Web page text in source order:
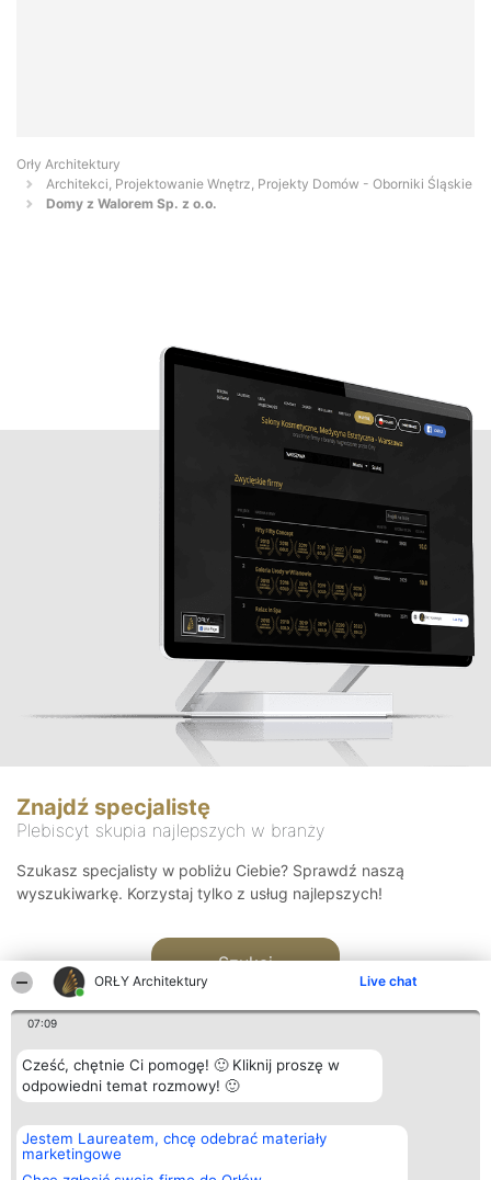
ORŁY Architektury Live chat
07:09
Cześć, chętnie Ci pomogę! 🙂 Kliknij proszę w
odpowiedni temat rozmowy! 🙂
Jestem Laureatem, chcę odebrać materiały
marketingowe
Orły Architektury
Architekci, Projektowanie Wnętrz, Projekty Domów - Oborniki Śląskie
Domy z Walorem Sp. z o.o.
Znajdź specjalistę
Plebiscyt skupia najlepszych w branży
Szukasz specjalisty w pobliżu Ciebie? Sprawdź naszą
wyszukiwarkę. Korzystaj tylko z usług najlepszych!
Szukaj
Organizator plebiscytu
Bright Side Solutions sp. z o.
o. sp. k.
ul. Ruska 22
Plebiscyt
Laureaci
wszystkich
Kontakt
Kontakt